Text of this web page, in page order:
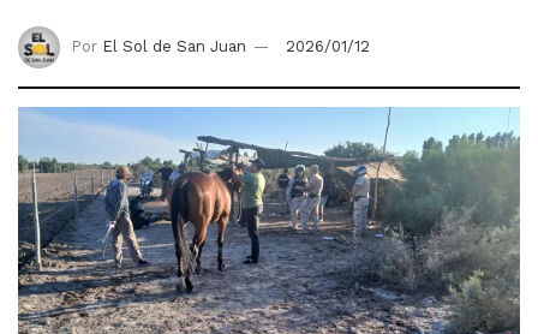
Por El Sol de San Juan 2026/01/12